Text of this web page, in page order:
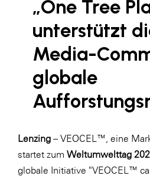
PAGRO
PHH Rechtsanwält:innen
Primark
Salesforce
sebamed
SERVICE&MORE
SKINUANCE®
„One Tree
unterstützt
Media-
globale
Lenzing – VEOCEL™, eine
startet zum Weltumwelttag
globale Initiative "VEOCEL™